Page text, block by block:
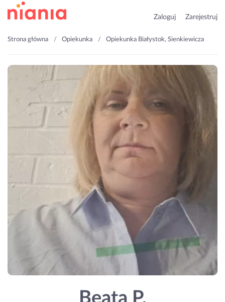
Zaloguj Zarejestruj
Strona główna Opiekunka Opiekunka Białystok, Sienkiewicza
Beata P.